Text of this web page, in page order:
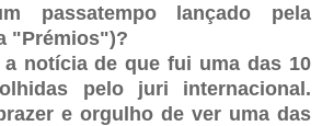
passatempo lançado pela
"Prémios")?
notícia de que fui uma das 10
pelo juri internacional.
e orgulho de ver uma das